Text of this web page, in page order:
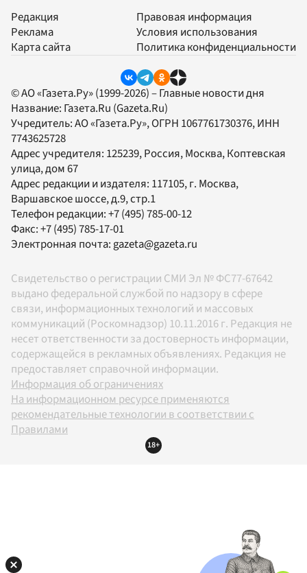
Редакция
Реклама
Карта сайта
Правовая информация
Условия использования
Политика конфиденциальности
© АО «Газета.Ру» (1999-2026) – Главные новости дня
Название: Газета.Ru (Gazeta.Ru)
Учредитель:АО «Газета.Ру», ОГРН 1067761730376, ИНН
7743625728
Адрес учредителя: 125239, Россия, Москва, Коптевская
улица, дом 67
Адрес редакции и издателя: 117105, г. Москва,
Варшавское шоссе, д.9, стр.1
Телефон редакции:+7 (495) 785-00-12
Факс:+7 (495) 785-17-01
Электронная почта: gazeta@gazeta.ru
Свидетельство о регистрации СМИ Эл № ФС77-67642
выдано федеральной службой по надзору в сфере
связи, информационных технологий и массовых
коммуникаций (Роскомнадзор) 10.11.2016 г. Редакция не
несет ответственности за достоверность информации,
содержащейся в рекламных объявлениях. Редакция не
предоставляет справочной информации.
Информация об ограничениях
На информационном ресурсе применяются
рекомендательные технологии в соответствии с
Правилами
18+